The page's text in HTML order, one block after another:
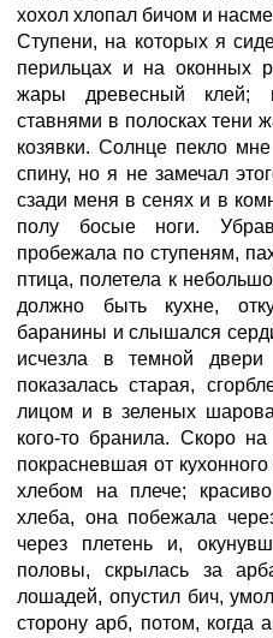
хохол хлопал бичом и
Ступени, на которых я
перильцах и на оконных
жары древесный клей;
ставнями в полосках тени
козявки. Солнце пекло
спину, но я не замечал
сзади меня в сенях и в
полу босые ноги.
пробежала по ступеням,
птица, полетела к
должно быть кухне,
баранины и слышался
исчезла в темной
показалась старая,
лицом и в зеленых
кого-то бранила. Скоро
покрасневшая от
хлебом на плече;
хлеба, она побежала
через плетень и,
половы, скрылась за
лошадей, опустил бич,
сторону арб, потом, когда